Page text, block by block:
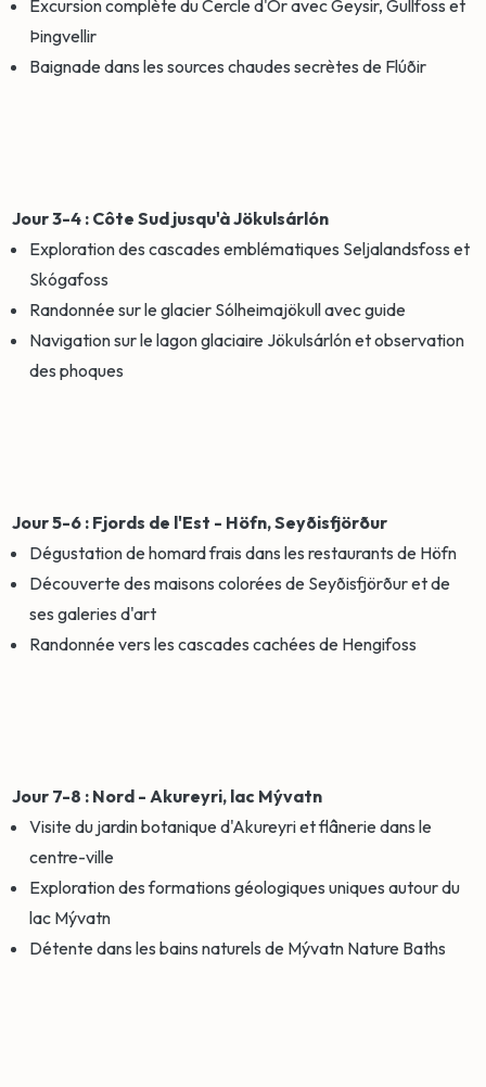
Excursion complète du Cercle d'Or avec Geysir, Gullfoss et
Þingvellir
Baignade dans les sources chaudes secrètes de Flúðir
Jour 3-4 : Côte Sud jusqu'à Jökulsárlón
Exploration des cascades emblématiques Seljalandsfoss et
Skógafoss
Randonnée sur le glacier Sólheimajökull avec guide
Navigation sur le lagon glaciaire Jökulsárlón et observation
des phoques
Jour 5-6 : Fjords de l'Est - Höfn, Seyðisfjörður
Dégustation de homard frais dans les restaurants de Höfn
Découverte des maisons colorées de Seyðisfjörður et de
ses galeries d'art
Randonnée vers les cascades cachées de Hengifoss
Jour 7-8 : Nord - Akureyri, lac Mývatn
Visite du jardin botanique d'Akureyri et flânerie dans le
centre-ville
Exploration des formations géologiques uniques autour du
lac Mývatn
Détente dans les bains naturels de Mývatn Nature Baths